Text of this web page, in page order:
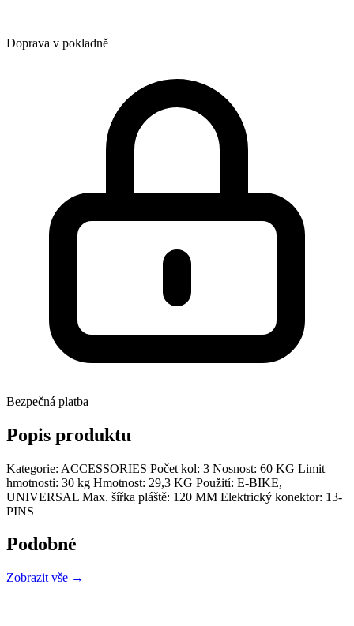
Doprava v pokladně
Bezpečná platba
Popis produktu
Kategorie: ACCESSORIES Počet kol: 3 Nosnost: 60 KG Limit
hmotnosti: 30 kg Hmotnost: 29,3 KG Použití: E-BIKE,
UNIVERSAL Max. šířka pláště: 120 MM Elektrický konektor: 13-
PINS
Podobné
Zobrazit vše →